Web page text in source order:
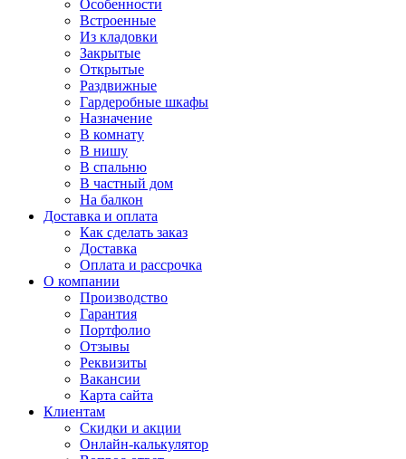
Особенности
Встроенные
Из кладовки
Закрытые
Открытые
Раздвижные
Гардеробные шкафы
Назначение
В комнату
В нишу
В спальню
В частный дом
На балкон
Доставка и оплата
Как сделать заказ
Доставка
Оплата и рассрочка
О компании
Производство
Гарантия
Портфолио
Отзывы
Реквизиты
Вакансии
Карта сайта
Клиентам
Скидки и акции
Онлайн-калькулятор